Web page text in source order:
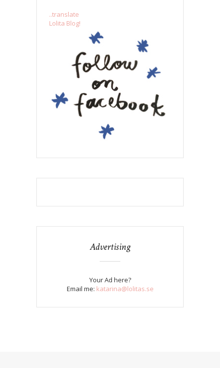
..translate
Lolita Blog!
Advertising
Your Ad here?
Email me: katarina@lolitas.se